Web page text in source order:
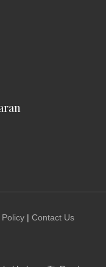
Policy | Contact Us